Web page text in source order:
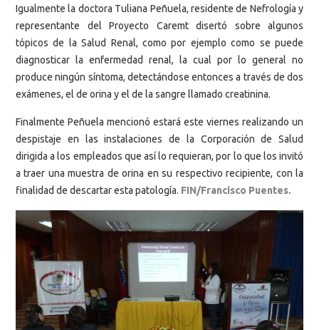
Igualmente la doctora Tuliana Peñuela, residente de Nefrología y
representante del Proyecto Caremt disertó sobre algunos
tópicos de la Salud Renal, como por ejemplo como se puede
diagnosticar la enfermedad renal, la cual por lo general no
produce ningún síntoma, detectándose entonces a través de dos
exámenes, el de orina y el de la sangre llamado creatinina.
Finalmente Peñuela mencionó estará este viernes realizando un
despistaje en las instalaciones de la Corporación de Salud
dirigida a los empleados que así lo requieran, por lo que los invitó
a traer una muestra de orina en su respectivo recipiente, con la
finalidad de descartar esta patología. FIN/Francisco Puentes.